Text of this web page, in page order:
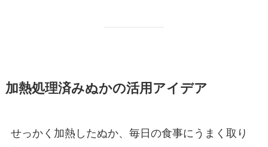
加熱処理済みぬかの活用アイデア
せっかく加熱したぬか、毎日の食事にうまく取り